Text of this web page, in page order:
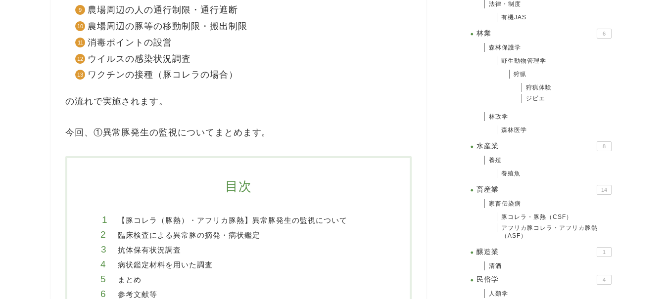
農場周辺の人の通行制限・通行遮断
農場周辺の豚等の移動制限・搬出制限
消毒ポイントの設営
ウイルスの感染状況調査
ワクチンの接種（豚コレラの場合）
の流れで実施されます。
今回、①異常豚発生の監視についてまとめます。
目次
【豚コレラ（豚熱）・アフリカ豚熱】異常豚発生の監視について
臨床検査による異常豚の摘発・病状鑑定
抗体保有状況調査
病状鑑定材料を用いた調査
まとめ
参考文献等
法律・制度
有機JAS
林業 6
森林保護学
野生動物管理学
狩猟
狩猟体験
ジビエ
林政学
森林医学
水産業 8
養殖
養殖魚
畜産業 14
家畜伝染病
豚コレラ・豚熱（CSF）
アフリカ豚コレラ・アフリカ豚熱
（ASF）
醸造業 1
清酒
民俗学 4
人類学